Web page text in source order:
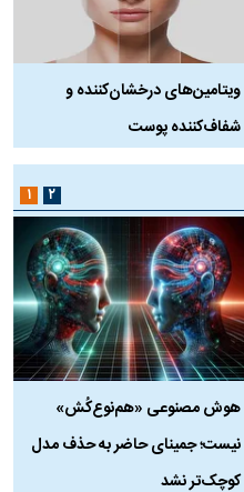
ویتامین‌های درخشان‌کننده و
شفاف‌کننده پوست
هوش مصنوعی «هم‌نوع‌کُش»
نیست؛ جمینای حاضر به حذف مدل
کوچک‌تر نشد
۱ ۲